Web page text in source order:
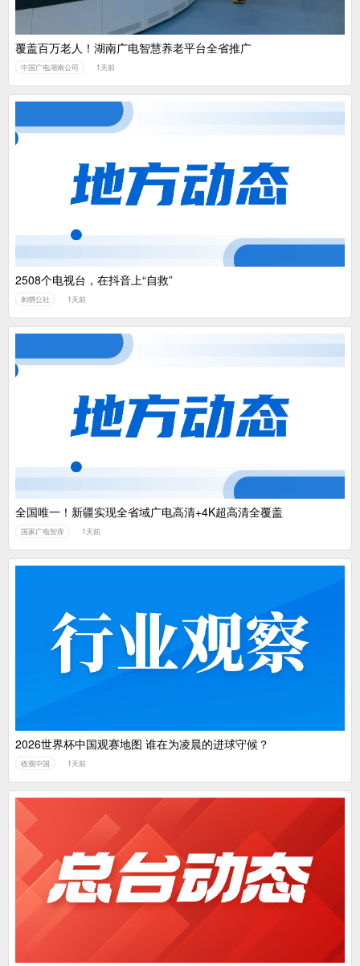
覆盖百万老人！湖南广电智慧养老平台全省推广
中国广电湖南公司 1天前
2508个电视台，在抖音上“自救”
刺猬公社 1天前
全国唯一！新疆实现全省域广电高清+4K超高清全覆盖
国家广电智库 1天前
2026世界杯中国观赛地图 谁在为凌晨的进球守候？
收视中国 1天前